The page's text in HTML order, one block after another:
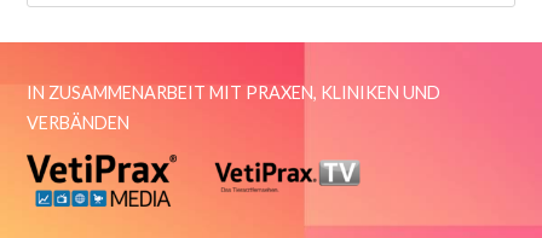
IN ZUSAMMENARBEIT MIT PRAXEN, KLINIKEN UND
VERBÄNDEN